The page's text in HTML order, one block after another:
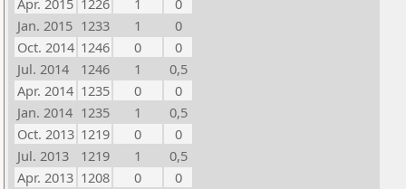
Apr. 2015 1226 1
0
Jan. 2015 1233 1
0
Oct. 2014 1246 0
0
Jul. 2014
1246 1
0,5
Apr. 2014 1235 0
0
Jan. 2014 1235 1
0,5
Oct. 2013 1219 0
0
Jul. 2013
1219 1
0,5
Apr. 2013 1208 0
0